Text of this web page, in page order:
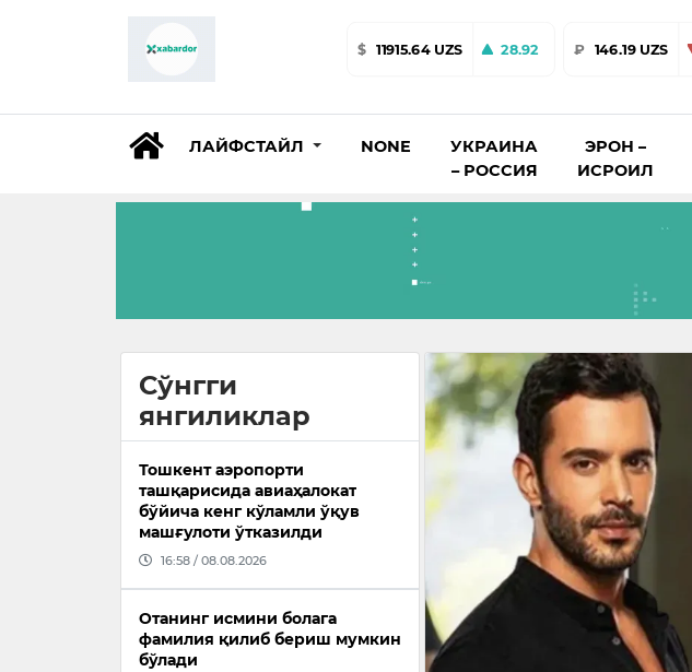
$ 11915.64 UZS 28.92 ₽ 146.19 UZS
ЛАЙФСТАЙЛ NONE
УКРАИНА
– РОССИЯ
ЭРОН –
ИСРОИЛ
Сўнгги
янгиликлар
Тошкент аэропорти
ташқарисида авиаҳалокат
бўйича кенг кўламли ўқув
машғулоти ўтказилди
16:58 / 08.08.2026
Отанинг исмини болага
фамилия қилиб бериш мумкин
бўлади